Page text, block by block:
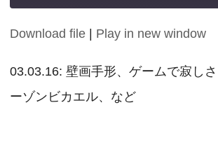
SHARE
LINK
EMBED
Download file Play in new window
03.03.16: 壁画手形、ゲームで寂し
ーゾンビカエル、など